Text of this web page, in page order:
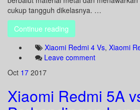
cukup tangguh dikelasnya. …
Continue reading
Xiaomi Redmi 4 Vs, Xiaomi
Leave comment
Oct 17 2017
Xiaomi Redmi 5A